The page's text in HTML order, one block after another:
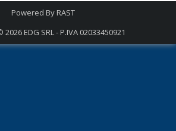
Powered ByRAST
2026EDG SRL - P.IVA 02033450921